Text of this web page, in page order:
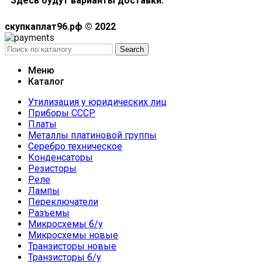
скупкаплат96.рф © 2022
Search
Меню
Каталог
Утилизация у юридических лиц
Приборы СССР
Платы
Металлы платиновой группы
Серебро техническое
Конденсаторы
Резисторы
Реле
Лампы
Переключатели
Разъемы
Микросхемы б/у
Микросхемы новые
Транзисторы новые
Транзисторы б/у